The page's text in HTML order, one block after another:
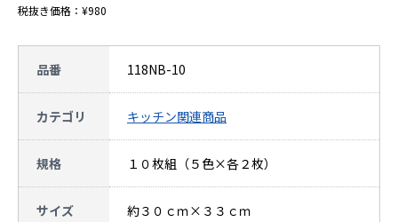
税抜き価格：¥980
品番 118NB-10
カテゴリ キッチン関連商品
規格 １０枚組（５色×各２枚）
サイズ 約３０ｃｍ×３３ｃｍ